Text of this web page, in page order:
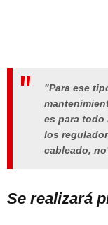
"Para ese
es para
los
cableado,
Se realizará